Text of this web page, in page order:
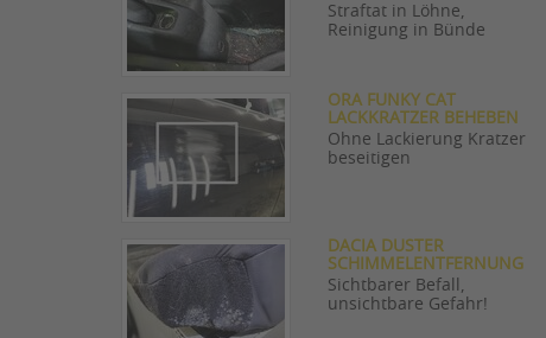
Straftat in Löhne,
Reinigung in Bünde
ORA FUNKY CAT
LACKKRATZER BEHEBEN
Ohne Lackierung Kratzer
beseitigen
DACIA DUSTER
SCHIMMELENTFERNUNG
Sichtbarer Befall,
unsichtbare Gefahr!